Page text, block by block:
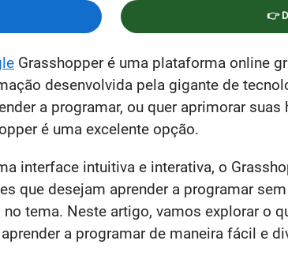
👉
Grasshopper é uma plataforma online
desenvolvida pela gigante de
a programar, ou quer aprimorar
é uma excelente opção.
interface intuitiva e interativa, o
que desejam aprender a programar
no tema. Neste artigo, vamos explorar o
a programar de maneira fácil e